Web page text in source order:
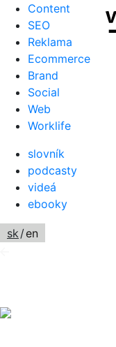
Menu
Content
SEO
Reklama
Ecommerce
Brand
Social
Web
Worklife
slovník
podcasty
videá
ebooky
sk/en